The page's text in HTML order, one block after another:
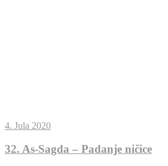
4. Jula 2020
32. As-Sagda – Padanje ničice